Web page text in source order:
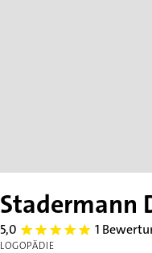
Stadermann
5,0 5.0 1
LOGOPÄDIE